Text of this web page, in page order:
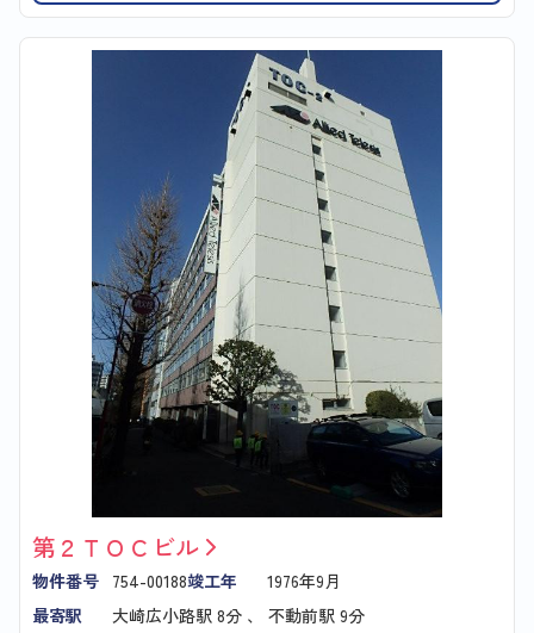
第２ＴＯＣビル
物件番号 754-00188竣工年
1976年9月
最寄駅
大崎広小路駅 8分 、 不動前駅 9分